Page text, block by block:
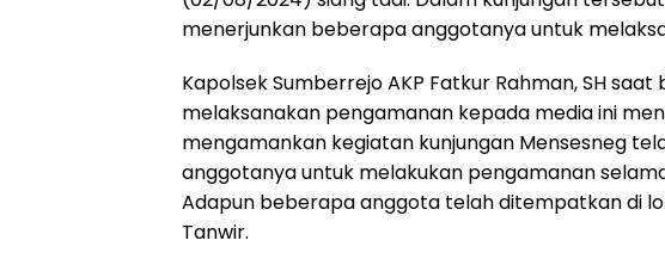
menerjunkan beberapa anggotanya untuk
Kapolsek Sumberrejo AKP Fatkur Rahman, SH
melaksanakan pengamanan kepada media ini
mengamankan kegiatan kunjungan Mensesneg
anggotanya untuk melakukan pengamanan
Adapun beberapa anggota telah ditempatkan di
Tanwir.